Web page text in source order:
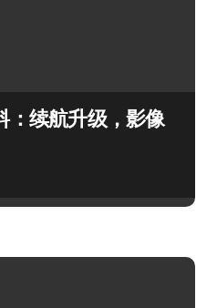
：续航升级，影像